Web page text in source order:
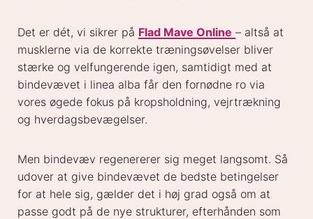
Det er dét, vi sikrer på Flad Mave Online – altså at
musklerne via de korrekte træningsøvelser bliver
stærke og velfungerende igen, samtidigt med at
bindevævet i linea alba får den fornødne ro via
vores øgede fokus på kropsholdning, vejrtrækning
og hverdagsbevægelser.
Men bindevæv regenererer sig meget langsomt. Så
udover at give bindevævet de bedste betingelser
for at hele sig, gælder det i høj grad også om at
passe godt på de nye strukturer, efterhånden som